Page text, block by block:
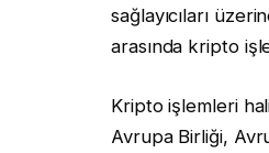
sağlayıcıları
arasında kripto
Kripto işlemleri
Avrupa Birliği,